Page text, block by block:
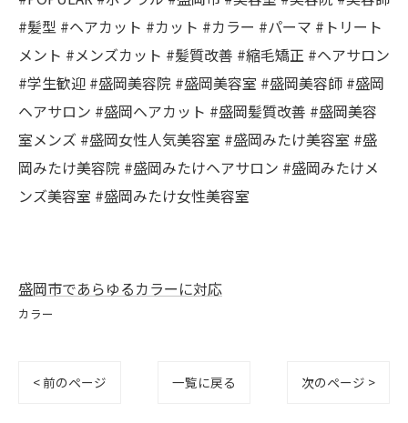
#髪型 #ヘアカット #カット #カラー #パーマ #トリート
メント #メンズカット #髪質改善 #縮毛矯正 #ヘアサロン
#学生歓迎 #盛岡美容院 #盛岡美容室 #盛岡美容師 #盛岡
ヘアサロン #盛岡ヘアカット #盛岡髪質改善 #盛岡美容
室メンズ #盛岡女性人気美容室 #盛岡みたけ美容室 #盛
岡みたけ美容院 #盛岡みたけヘアサロン #盛岡みたけメ
ンズ美容室 #盛岡みたけ女性美容室
盛岡市であらゆるカラーに対応
カラー
< 前のページ 一覧に戻る 次のページ >